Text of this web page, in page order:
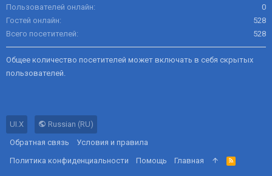
Пользователей онлайн
0
Гостей онлайн
528
Всего посетителей
528
Общее количество посетителей может включать в себя скрытых
пользователей.
UI.X
Russian (RU)
Обратная связь
Условия и правила
Политика конфиденциальности
Помощь Главная
R
S